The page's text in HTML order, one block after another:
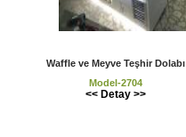
Waffle ve Meyve Teşhir Dolabı
Model-2704
<< Detay >>